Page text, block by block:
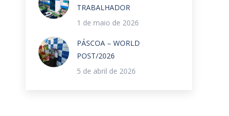
TRABALHADOR
1 de maio de 2026
PÁSCOA – WORLD
POST/2026
5 de abril de 2026